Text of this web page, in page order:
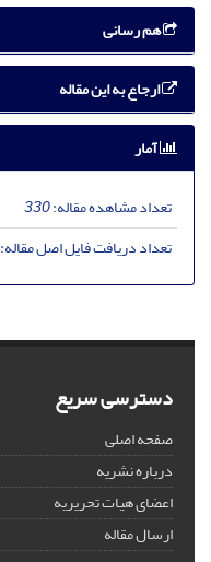
هم رسانی
ارجاع به این مقاله
آمار
تعداد مشاهده مقاله:330
تعداد دریافت فایل اصل مقاله:
دسترسی سریع
صفحه اصلی
درباره نشریه
اعضای هیات تحریریه
ارسال مقاله